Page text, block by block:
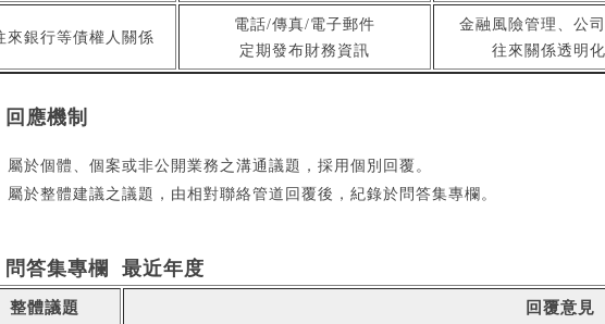
來銀行等債權人關係
電話/傳真/電子郵件
定期發布財務資訊
金融風險管理、公
往來關係透明
應機制
屬於個體、個案或非公開業務之溝通議題，採用個別回覆。
屬於整體建議之議題，由相對聯絡管道回覆後，紀錄於問答集專欄。
問答集專欄 最近年度
整體議題 回覆意見